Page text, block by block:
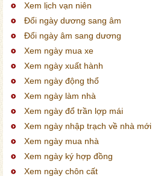
Xem lịch vạn niên
Đổi ngày dương sang âm
Đổi ngày âm sang dương
Xem ngày mua xe
Xem ngày xuất hành
Xem ngày động thổ
Xem ngày làm nhà
Xem ngày đổ trần lợp mái
Xem ngày nhập trạch về nhà mới
Xem ngày mua nhà
Xem ngày ký hợp đồng
Xem ngày chôn cất